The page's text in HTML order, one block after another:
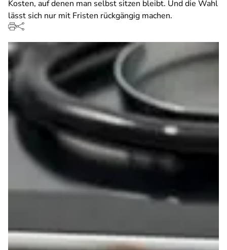
Kosten, auf denen man selbst sitzen bleibt. Und die Wahl
lässt sich nur mit Fristen rückgängig machen.